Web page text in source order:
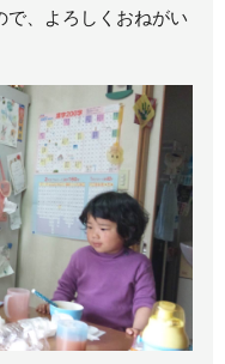
で、よろしくおねがい